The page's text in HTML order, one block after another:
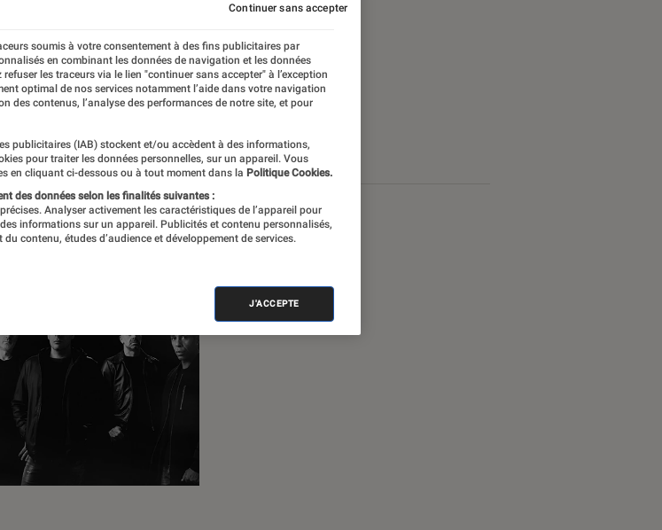
soumis à votre consentement à des fins publicitaires par
en combinant les données de navigation et les données
les traceurs via le lien "continuer sans accepter" à l’exception
optimal de nos services notamment l’aide dans votre navigation
des contenus, l’analyse des performances de notre site, et pour
publicitaires (IAB) stockent et/ou accèdent à des informations,
pour traiter les données personnelles, sur un appareil. Vous
en cliquant ci-dessous ou à tout moment dans la Politique Cookies.
des données selon les finalités suivantes :
Analyser activement les caractéristiques de l’appareil pour
informations sur un appareil. Publicités et contenu personnalisés,
contenu, études d’audience et développement de services.
J'ACCEPTE
Continuer sans accepter